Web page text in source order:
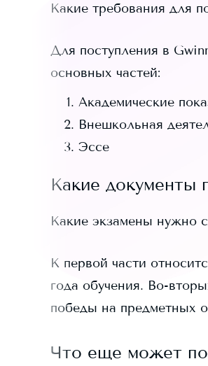
Какие требования для
Для поступления в
основных частей:
Академические
Внешкольная
Эссе
Какие документы
Какие экзамены нужно
К первой части
года обучения. Во-
победы на предметных
Что еще может